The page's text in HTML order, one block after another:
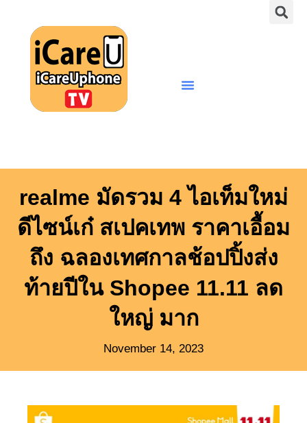
content
realme มัดรวม 4 ไอเท็มใหม่
ดีไซน์เก๋ สเปคเทพ ราคาเอื้อม
ถึง ฉลองเทศกาลช้อปปิ้งส่ง
ท้ายปีใน Shopee 11.11 ลด
ใหญ่ มาก
November 14, 2023